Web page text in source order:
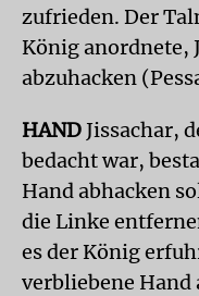
zufrieden. Der
König anordnete,
abzuhacken
HAND Jissachar,
bedacht war,
Hand abhacken
die Linke
es der König
verbliebene Hand